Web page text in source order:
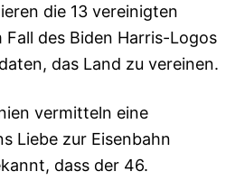
die 13 vereinigten
Fall des Biden Harris-Logos
das Land zu vereinen.
vermitteln eine
Liebe zur Eisenbahn
dass der 46.